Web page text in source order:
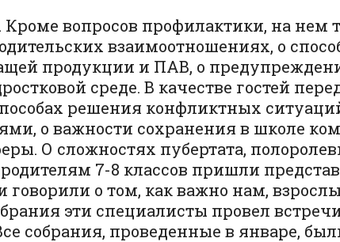
Кроме вопросов профилактики, на нем
взаимоотношениях, о
продукции и ПАВ, о
среде. В качестве гостей
решения конфликтных
о важности сохранения в школе
О сложностях пубертата,
7-8 классов пришли
о том, как важно нам,
эти специалисты провел
собрания, проведенные в январе,